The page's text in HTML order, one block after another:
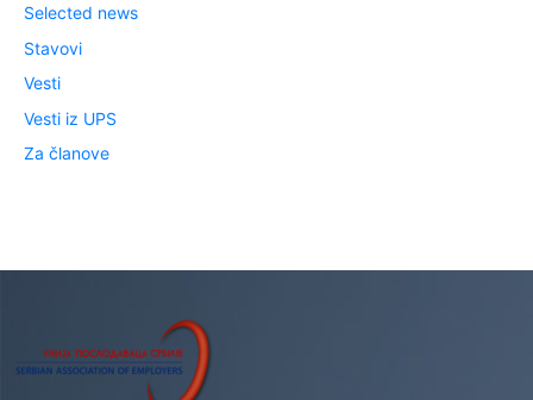
Selected news
Stavovi
Vesti
Vesti iz UPS
Za članove